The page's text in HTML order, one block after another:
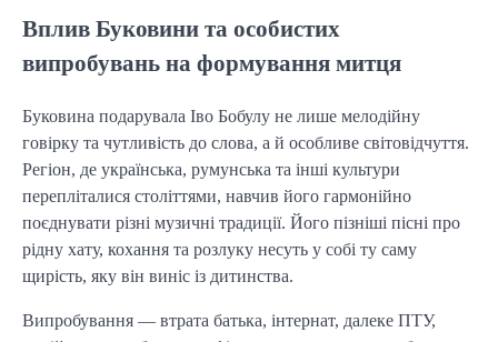
Вплив Буковини та особистих
випробувань на формування митця
Буковина подарувала Іво Бобулу не лише мелодійну
говірку та чутливість до слова, а й особливе світовідчуття.
Регіон, де українська, румунська та інші культури
перепліталися століттями, навчив його гармонійно
поєднувати різні музичні традиції. Його пізніші пісні про
рідну хату, кохання та розлуку несуть у собі ту саму
щирість, яку він виніс із дитинства.
Випробування — втрата батька, інтернат, далеке ПТУ,